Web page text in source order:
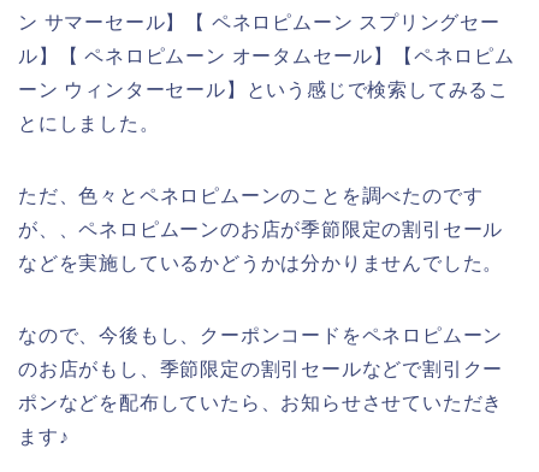
ン サマーセール】【 ペネロピムーン スプリングセー
ル】【 ペネロピムーン オータムセール】【ペネロピム
ーン ウィンターセール】という感じで検索してみるこ
とにしました。
ただ、色々とペネロピムーンのことを調べたのです
が、、ペネロピムーンのお店が季節限定の割引セール
などを実施しているかどうかは分かりませんでした。
なので、今後もし、クーポンコードをペネロピムーン
のお店がもし、季節限定の割引セールなどで割引クー
ポンなどを配布していたら、お知らせさせていただき
ます♪